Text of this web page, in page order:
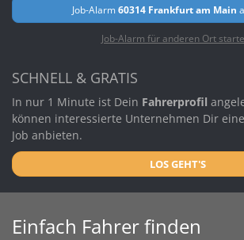
Job-Alarm60314 Frankfurt am Main
Job-Alarm für anderen Ort
SCHNELL & GRATIS
In nur 1 Minute ist Dein Fahrerprofil
können interessierte Unternehmen Dir
Job anbieten.
LOS GEHT'S
Einfach Fahrer finden